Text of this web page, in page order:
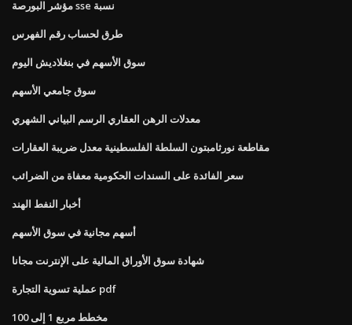
مؤشر البورصة sse نسبة
طرق لحساب رقم الفهرس
سوق الأسهم في بنغلاديش اليوم
سوق جامعي الأسهم
معدلات الرهن العقاري الرسم البياني الشهري
مقاطعة نورثامبتون السلطة الفلسطينية معدل ضريبة العقارات
سعر الفائدة على السندات الحكومية معفاة من الضرائب
أخبار النفط الهند
أسهم مجانية في سوق الأسهم
شهادة سوق الأوراق المالية على الإنترنت مجانا
عملية تسوية التجارة pdf
مخطط مربع 1 إلى 100